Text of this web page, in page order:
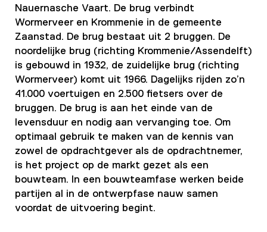
Nauernasche Vaart. De brug verbindt
Wormerveer en Krommenie in de gemeente
Zaanstad. De brug bestaat uit 2 bruggen. De
noordelijke brug (richting Krommenie/Assendelft)
is gebouwd in 1932, de zuidelijke brug (richting
Wormerveer) komt uit 1966. Dagelijks rijden zo’n
41.000 voertuigen en 2.500 fietsers over de
bruggen. De brug is aan het einde van de
levensduur en nodig aan vervanging toe. Om
optimaal gebruik te maken van de kennis van
zowel de opdrachtgever als de opdrachtnemer,
is het project op de markt gezet als een
bouwteam. In een bouwteamfase werken beide
partijen al in de ontwerpfase nauw samen
voordat de uitvoering begint.